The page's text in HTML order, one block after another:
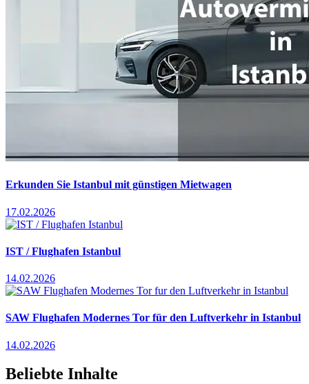
Erkunden Sie Istanbul mit günstigen Mietwagen
17.02.2026
IST / Flughafen Istanbul
14.02.2026
SAW Flughafen Modernes Tor für den Luftverkehr in Istanbul
14.02.2026
Beliebte Inhalte